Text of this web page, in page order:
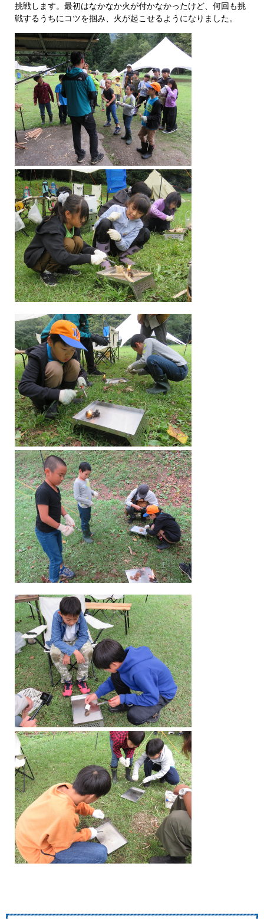
挑戦します。最初はなかなか火が付かなかったけど、何回も挑
戦するうちにコツを掴み、火が起こせるようになりました。​